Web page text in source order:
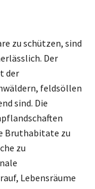
zu schützen, sind
Der
der
feldsöllen
sind. Die
Bruthabitate zu
zu
Lebensräume